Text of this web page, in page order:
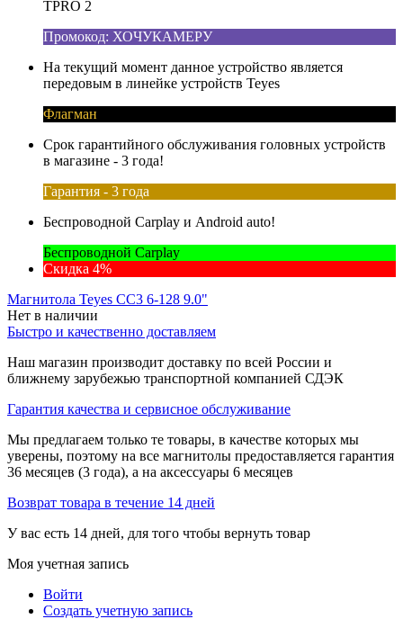
TPRO 2
Промокод: ХОЧУКАМЕРУ
На текущий момент данное устройство является
передовым в линейке устройств Teyes
Флагман
Срок гарантийного обслуживания головных устройств
в магазине - 3 года!
Гарантия - 3 года
Беспроводной Carplay и Android auto!
Беспроводной Carplay
Скидка 4%
Магнитола Teyes CC3 6-128 9.0"
Нет в наличии
Быстро и качественно доставляем
Наш магазин производит доставку по всей России и
ближнему зарубежью транспортной компанией СДЭК
Гарантия качества и сервисное обслуживание
Мы предлагаем только те товары, в качестве которых мы
уверены, поэтому на все магнитолы предоставляется гарантия
36 месяцев (3 года), а на аксессуары 6 месяцев
Возврат товара в течение 14 дней
У вас есть 14 дней, для того чтобы вернуть товар
Моя учетная запись
Войти
Создать учетную запись